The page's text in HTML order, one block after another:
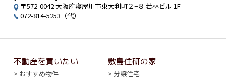
〒572-0042 大阪府寝屋川市東大利町２−８ 若林ビル 1F
072-814-5253（代）
不動産を買いたい
おすすめ物件
敷島住研の家
分譲住宅